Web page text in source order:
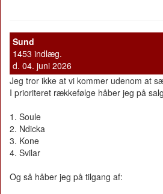
Sund
1453 indlæg.
d. 04. juni 2026
Jeg tror ikke at vi kommer udenom at
I prioriteret rækkefølge håber jeg på
1. Soule
2. Ndicka
3. Kone
4. Svilar
Og så håber jeg på tilgang af: